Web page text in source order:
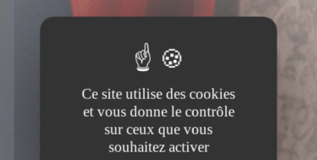
Ce site utilise des cookies
et vous donne le contrôle
sur ceux que vous
souhaitez activer